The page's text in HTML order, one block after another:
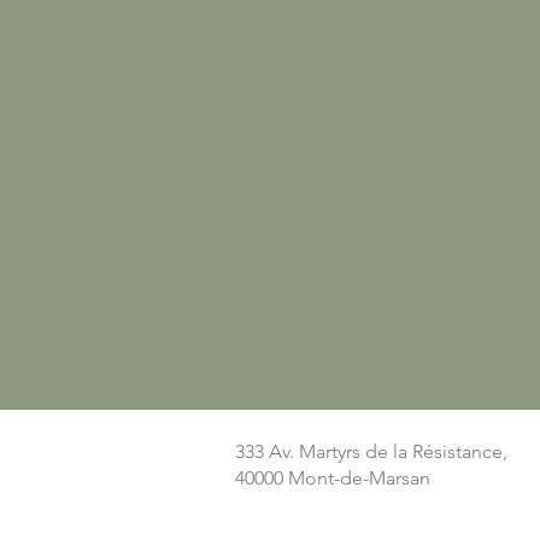
333 Av. Martyrs de la Résistance,
40000 Mont-de-Marsan